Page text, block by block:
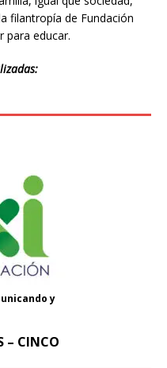
filantropía de Fundación
para educar.
y
– CINCO